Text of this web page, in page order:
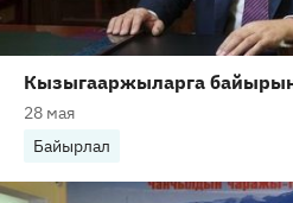
Кызыгааржыларга
28 мая
Байырлал